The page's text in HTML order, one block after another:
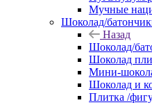
Мучные
Шоколад/
Назад
Шоколад/
Шоколад
Мини-
Шоколад и
Плитка /